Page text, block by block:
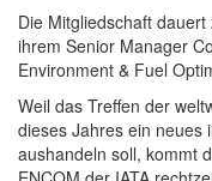
Die Mitgliedschaft
ihrem Senior Manager
Environment & Fuel
Weil das Treffen der
dieses Jahres ein neues
aushandeln soll, kommt